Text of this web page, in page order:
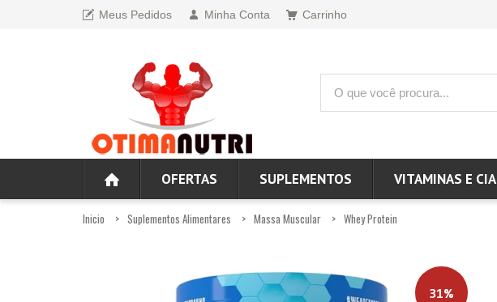
Meus Pedidos Minha Conta Carrinho
OFERTAS SUPLEMENTOS VITAMINAS E CIA
Inicio Suplementos Alimentares Massa Muscular Whey Protein
31%